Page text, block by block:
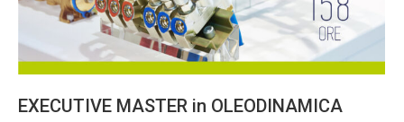
EXECUTIVE MASTER in OLEODINAMICA